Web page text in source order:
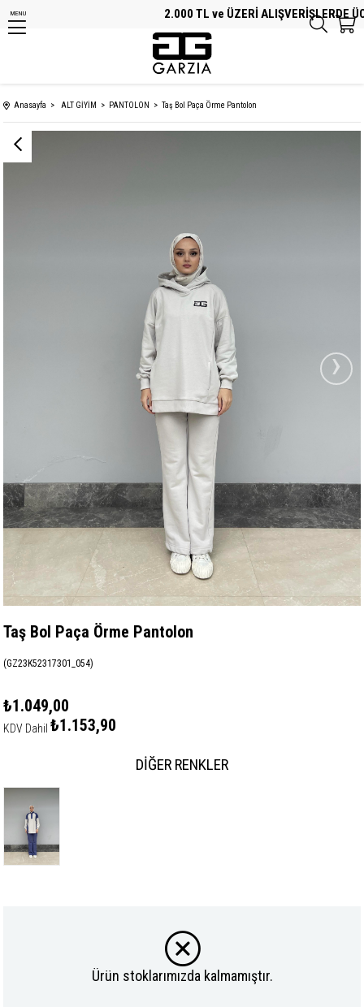
2.000 TL ve ÜZERİ ALIŞVERİŞLERDE
MENU
Anasayfa ALT GİYİM PANTOLON Taş Bol Paça Örme Pantolon
›
Taş Bol Paça Örme Pantolon
(GZ23K52317301_054)
₺1.049,00
KDV Dahil ₺1.153,90
DIĞER RENKLER
Ürün stoklarımızda kalmamıştır.